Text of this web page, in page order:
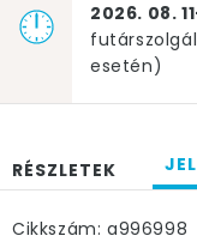
2026. 08.
esetén)
RÉSZLETEK
Cikkszám: a996998